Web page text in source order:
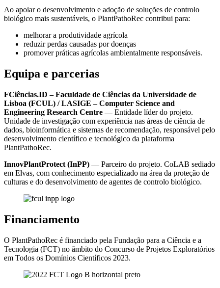
Ao apoiar o desenvolvimento e adoção de soluções de controlo
biológico mais sustentáveis, o PlantPathoRec contribui para:
melhorar a produtividade agrícola
reduzir perdas causadas por doenças
promover práticas agrícolas ambientalmente responsáveis.
Equipa e parcerias
FCiências.ID – Faculdade de Ciências da Universidade de
Lisboa (FCUL) / LASIGE – Computer Science and
Engineering Research Centre — Entidade líder do projeto.
Unidade de investigação com experiência nas áreas de ciência de
dados, bioinformática e sistemas de recomendação, responsável pelo
desenvolvimento científico e tecnológico da plataforma
PlantPathoRec.
InnovPlantProtect (InPP) — Parceiro do projeto. CoLAB sediado
em Elvas, com conhecimento especializado na área da proteção de
culturas e do desenvolvimento de agentes de controlo biológico.
Financiamento
O PlantPathoRec é financiado pela Fundação para a Ciência e a
Tecnologia (FCT) no âmbito do Concurso de Projetos Exploratórios
em Todos os Domínios Científicos 2023.